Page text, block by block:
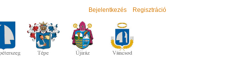
Bejelentkezés Regisztráció